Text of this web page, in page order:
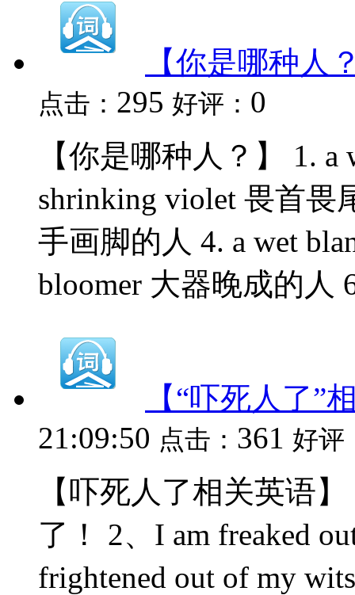
【你是哪种人
点击： 295 好评： 0
【你是哪种人？】 1.
shrinking violet 畏首畏
手画脚的人 4. a wet
bloomer 大器晚成的人
【“吓死人了”
21:09:50 点击： 361 好评
【吓死人了相关英语
了！ 2、I am freaked
frightened out of my